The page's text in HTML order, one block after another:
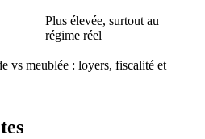
Plus élevée, surtout au
régime réel
vs meublée : loyers, fiscalité et